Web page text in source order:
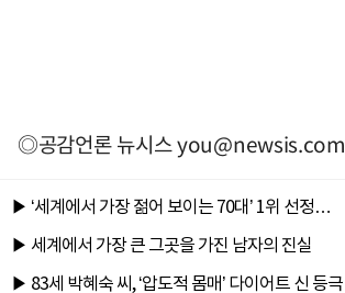
◎공감언론 뉴시스you@newsis.com